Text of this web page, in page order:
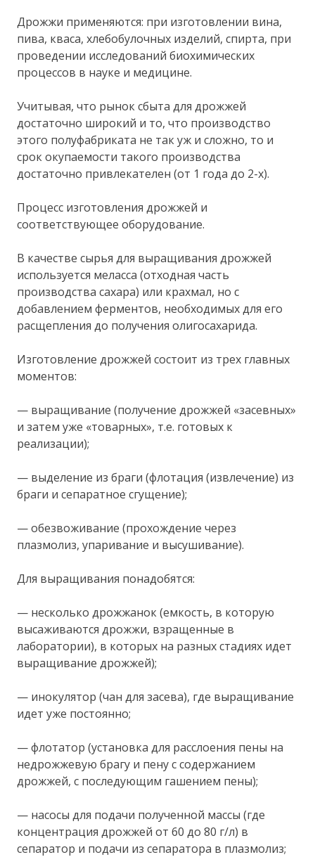
Дрожжи применяются: при изготовлении вина,
пива, кваса, хлебобулочных изделий, спирта, при
проведении исследований биохимических
процессов в науке и медицине.
Учитывая, что рынок сбыта для дрожжей
достаточно широкий и то, что производство
этого полуфабриката не так уж и сложно, то и
срок окупаемости такого производства
достаточно привлекателен (от 1 года до 2-х).
Процесс изготовления дрожжей и
соответствующее оборудование.
В качестве сырья для выращивания дрожжей
используется меласса (отходная часть
производства сахара) или крахмал, но с
добавлением ферментов, необходимых для его
расщепления до получения олигосахарида.
Изготовление дрожжей состоит из трех главных
моментов:
— выращивание (получение дрожжей «засевных»
и затем уже «товарных», т.е. готовых к
реализации);
— выделение из браги (флотация (извлечение) из
браги и сепаратное сгущение);
— обезвоживание (прохождение через
плазмолиз, упаривание и высушивание).
Для выращивания понадобятся:
— несколько дрожжанок (емкость, в которую
высаживаются дрожжи, взращенные в
лаборатории), в которых на разных стадиях идет
выращивание дрожжей);
— инокулятор (чан для засева), где выращивание
идет уже постоянно;
— флотатор (установка для расслоения пены на
недрожжевую брагу и пену с содержанием
дрожжей, с последующим гашением пены);
— насосы для подачи полученной массы (где
концентрация дрожжей от 60 до 80 г/л) в
сепаратор и подачи из сепаратора в плазмолиз;